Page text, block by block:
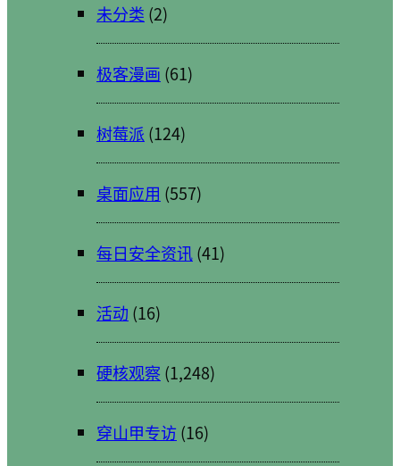
未分类 (2)
极客漫画 (61)
树莓派 (124)
桌面应用 (557)
每日安全资讯(41)
活动 (16)
硬核观察 (1,248)
穿山甲专访(16)